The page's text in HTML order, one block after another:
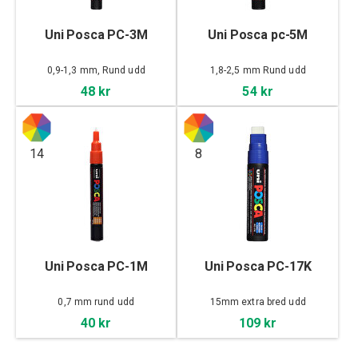
Uni Posca PC-3M
0,9-1,3 mm, Rund udd
48 kr
Uni Posca pc-5M
1,8-2,5 mm Rund udd
54 kr
14
Uni Posca PC-1M
0,7 mm rund udd
40 kr
8
Uni Posca PC-17K
15mm extra bred udd
109 kr